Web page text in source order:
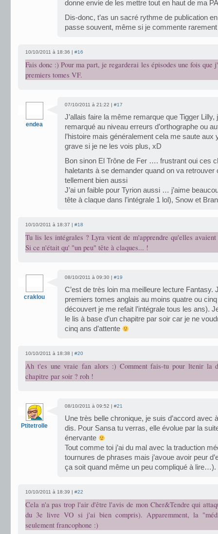
donne envie de les mettre tout en haut de ma
Dis-donc, t’as un sacré rythme de publication
passe souvent, même si je commente
10/10/2011 à 18:36 | #16
Fais donc :) Pour ma part, je regarderai les épisodes une fois que
premiers tomes VF.
endea
07/10/2011 à 21:22 | #17
J’allais faire la même remarque que Tigger Lilly,
remarqué au niveau erreurs d’orthographe ou
l’histoire mais généralement cela me saute
grave si je ne les vois plus, xD
Bon sinon El Trône de Fer …. frustrant oui ces
haletants à se demander quand on va
tellement bien aussi
J’ai un faible pour Tyrion aussi … j’aime
tête à claque dans l’intégrale 1 lol), Snow et
10/10/2011 à 18:37 | #18
Tu lis les intégrales ? Lyra vient de m'apprendre qu'elles
Si ce n'était qu' "un peu" tête à claques... !
craklou
08/10/2011 à 09:30 | #19
C’est de très loin ma meilleure lecture Fantasy.
premiers tomes anglais au moins quatre ou cinq
découvert je me refait l’intégrale tous les ans).
le lis à base d’un chapitre par soir car je ne
cinq ans d’attente
10/10/2011 à 18:38 | #20
Ah t'es une vraie fan alors :) Comment fais-tu pour ltenir la
chapitre par soir ? roh !
Ptitetrolle
08/10/2011 à 09:52 | #21
Une très belle chronique, je suis d’accord avec
dis. Pour Sansa tu verras, elle évolue par la
énervante
Tout comme toi j’ai du mal avec la traduction
tournures de phrases mais j’avoue avoir peur
ça soit quand même un peu compliqué à lire…).
10/10/2011 à 18:39 | #22
Cela n'a pas trop l'air d'être l'avis de mon Cher&Tendre qui
du 3e livre VO si j'ai bien compris). Apparemment, la
seulement francophone :)